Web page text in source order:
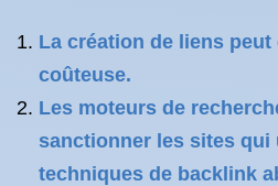
La création de liens
coûteuse.
Les moteurs de
sanctionner les sites qui
techniques de backlink